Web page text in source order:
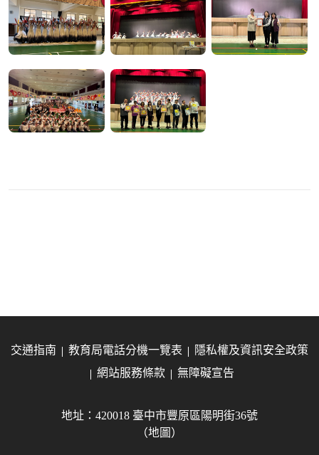
交通指南 教育局電話分機一覽表
隱私權及資訊安全政策
網站服務條款
無障礙宣告
地址：420018 臺中市豐原區陽明街36號
（地圖）